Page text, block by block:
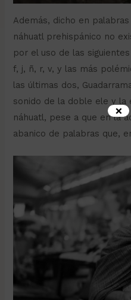
Además, dicho en
náhuatl prehispánico no
por el uso de las
f, j, ñ, r, v, y las más
las últimas dos,
sonido de la doble ele y la
náhuatl, pese a que en la
abanico de palabras que,
×